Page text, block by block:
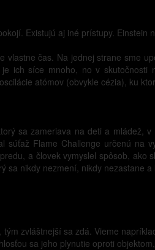
Existujú aj iné prístupy.
vlastne čas. Na jednej strane sme
ich síce mnoho, no v skutočnosti
atómov (obvykle cézia), ku
sa zameriava na deti a mládež,
súťaž Flame Challenge určenú na
a človek vymyslel spôsob,
sa nikdy nezmení, nikdy nezastane a
zvláštnejší sa zdá. Vieme
sa jeho plynutie oproti